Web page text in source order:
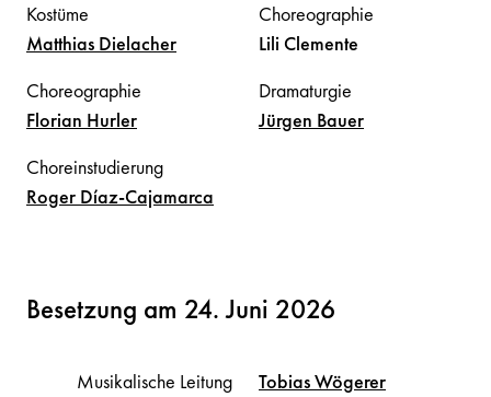
Kostüme
Matthias Dielacher
Choreographie
Lili Clemente
Choreographie
Florian Hurler
Dramaturgie
Jürgen Bauer
Choreinstudierung
Roger Díaz-Cajamarca
Besetzung am 24. Juni 2026
Musikalische Leitung TobiasWögerer